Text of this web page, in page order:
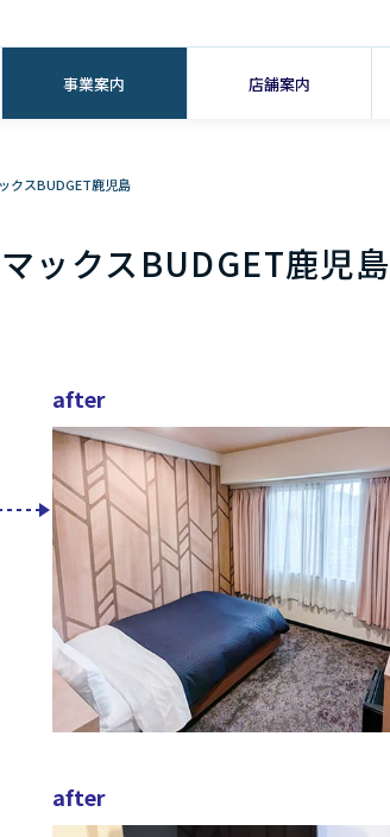
事業案内 店舗案内
クスBUDGET鹿児島
ックスBUDGET鹿児島
after
after